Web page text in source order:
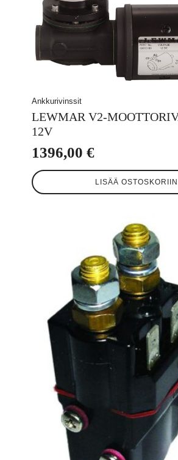
Ankkurivinssit
LEWMAR V2-
12V
1396,00 €
LISÄÄ OSTOSKORIIN